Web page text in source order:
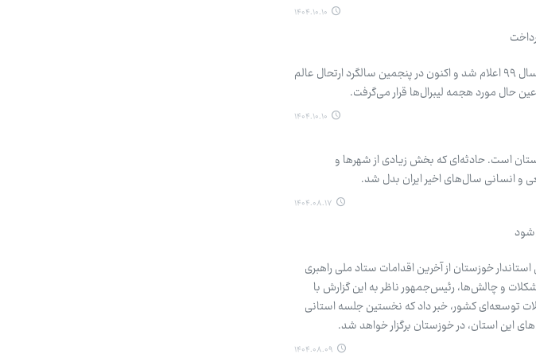
۱۴۰۴.۱۰.۱۰
آیت‌الله علامه محمدتقی مصباح یزدی به ملکوت اعلی پیوست. این خبر ۱۲ دی سال ۹۹ اعلام شد و اکنون در پنجمین سالگرد ارتحال عالم
حال مورد هجمه لیبرال‌ها قرار می‌گرفت.
۱۴۰۴.۱۰.۱۰
از سیل بزرگ فروردین‌ماه ۱۳۹۸ در استان خوزستان است. حادثه‌ای که بخش زیادی از شهرها و
و انسانی سال‌های اخیر ایران بدل شد.
۱۴۰۴.۰۸.۱۷
خوزستان از آخرین اقدامات ستاد ملی راهبری
و چالش‌ها، رئیس‌جمهور ناظر به این گزارش با
توسعه‌ای کشور، خبر داد که نخستین جلسه استانی
این استان، در خوزستان برگزار خواهد شد.
۱۴۰۴.۰۸.۰۹